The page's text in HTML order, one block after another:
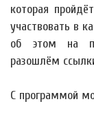
которая
участвовать в
об этом на
разошлём
С программой